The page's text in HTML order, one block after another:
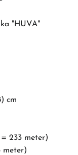
"HUVA"
cm
233 meter)
meter)